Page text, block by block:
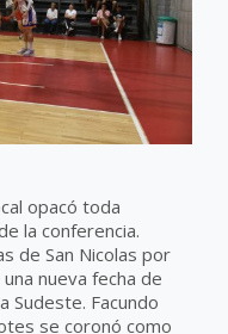
opacó toda
la conferencia.
de San Nicolas por
nueva fecha de
Sudeste. Facundo
se coronó como